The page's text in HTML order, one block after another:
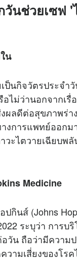
นช่วยเซฟ '
น
นกิจวัตรประจำ
ไม่ว่านอกจากเรื่
ลดีต่อสุขภาพร่า
งการแพทย์ออกม
ะไตวายเฉียบพลั
Medicine
นส์ (Johns
ระบุว่า การบ
วัน ถือว่ามีความ
ามเสี่ยงของโร